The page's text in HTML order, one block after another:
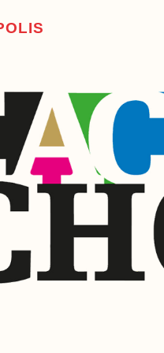
OLIS